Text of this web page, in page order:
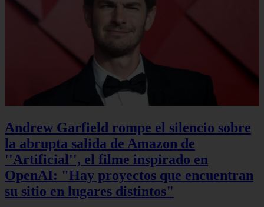
Andrew Garfield rompe el silencio sobre
la abrupta salida de Amazon de
''Artificial'', el filme inspirado en
OpenAI: "Hay proyectos que encuentran
su sitio en lugares distintos"